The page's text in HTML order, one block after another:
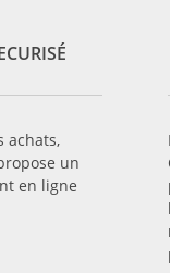
achats,
un
en ligne